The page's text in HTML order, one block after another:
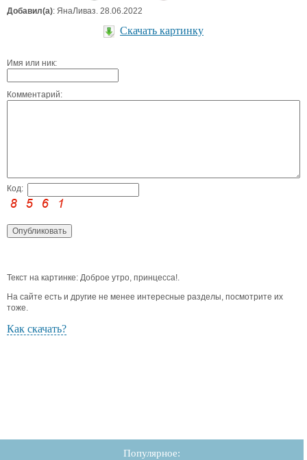
Добавил(а): ЯнаЛиваз. 28.06.2022
Скачать картинку
Имя или ник:
Комментарий:
Код:
Текст на картинке: Доброе утро, принцесса!.
На сайте есть и другие не менее интересные разделы, посмотрите их
тоже.
Как скачать?
Популярное: